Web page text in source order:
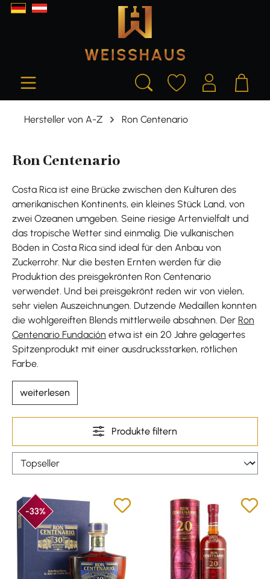
springen
Hersteller von A-Z Ron Centenario
Ron Centenario
Costa Rica ist eine Brücke zwischen den Kulturen des
amerikanischen Kontinents, ein kleines Stück Land, von
zwei Ozeanen umgeben. Seine riesige Artenvielfalt und
das tropische Wetter sind einmalig. Die vulkanischen
Böden in Costa Rica sind ideal für den Anbau von
Zuckerrohr. Nur die besten Ernten werden für die
Produktion des preisgekrönten Ron Centenario
verwendet. Und bei preisgekrönt reden wir von vielen,
sehr vielen Auszeichnungen. Dutzende Medaillen konnten
die wohlgereiften Blends mittlerweile absahnen. Der Ron
Centenario Fundación etwa ist ein 20 Jahre gelagertes
Spitzenprodukt mit einer ausdrucksstarken, rötlichen
Farbe.
weiterlesen
Produkte filtern
-33%